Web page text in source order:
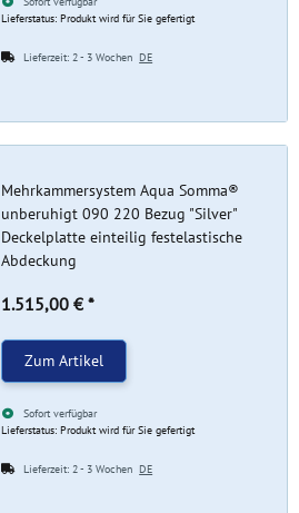
Lieferstatus: Produkt wird für Sie gefertigt
Lieferzeit:2 - 3 WochenDE
Mehrkammersystem Aqua Somma®
unberuhigt 090 220 Bezug "Silver"
Deckelplatte einteilig festelastische
Abdeckung
1.515,00 € *
Zum Artikel
Sofort verfügbar
Lieferstatus: Produkt wird für Sie gefertigt
Lieferzeit:2 - 3 WochenDE